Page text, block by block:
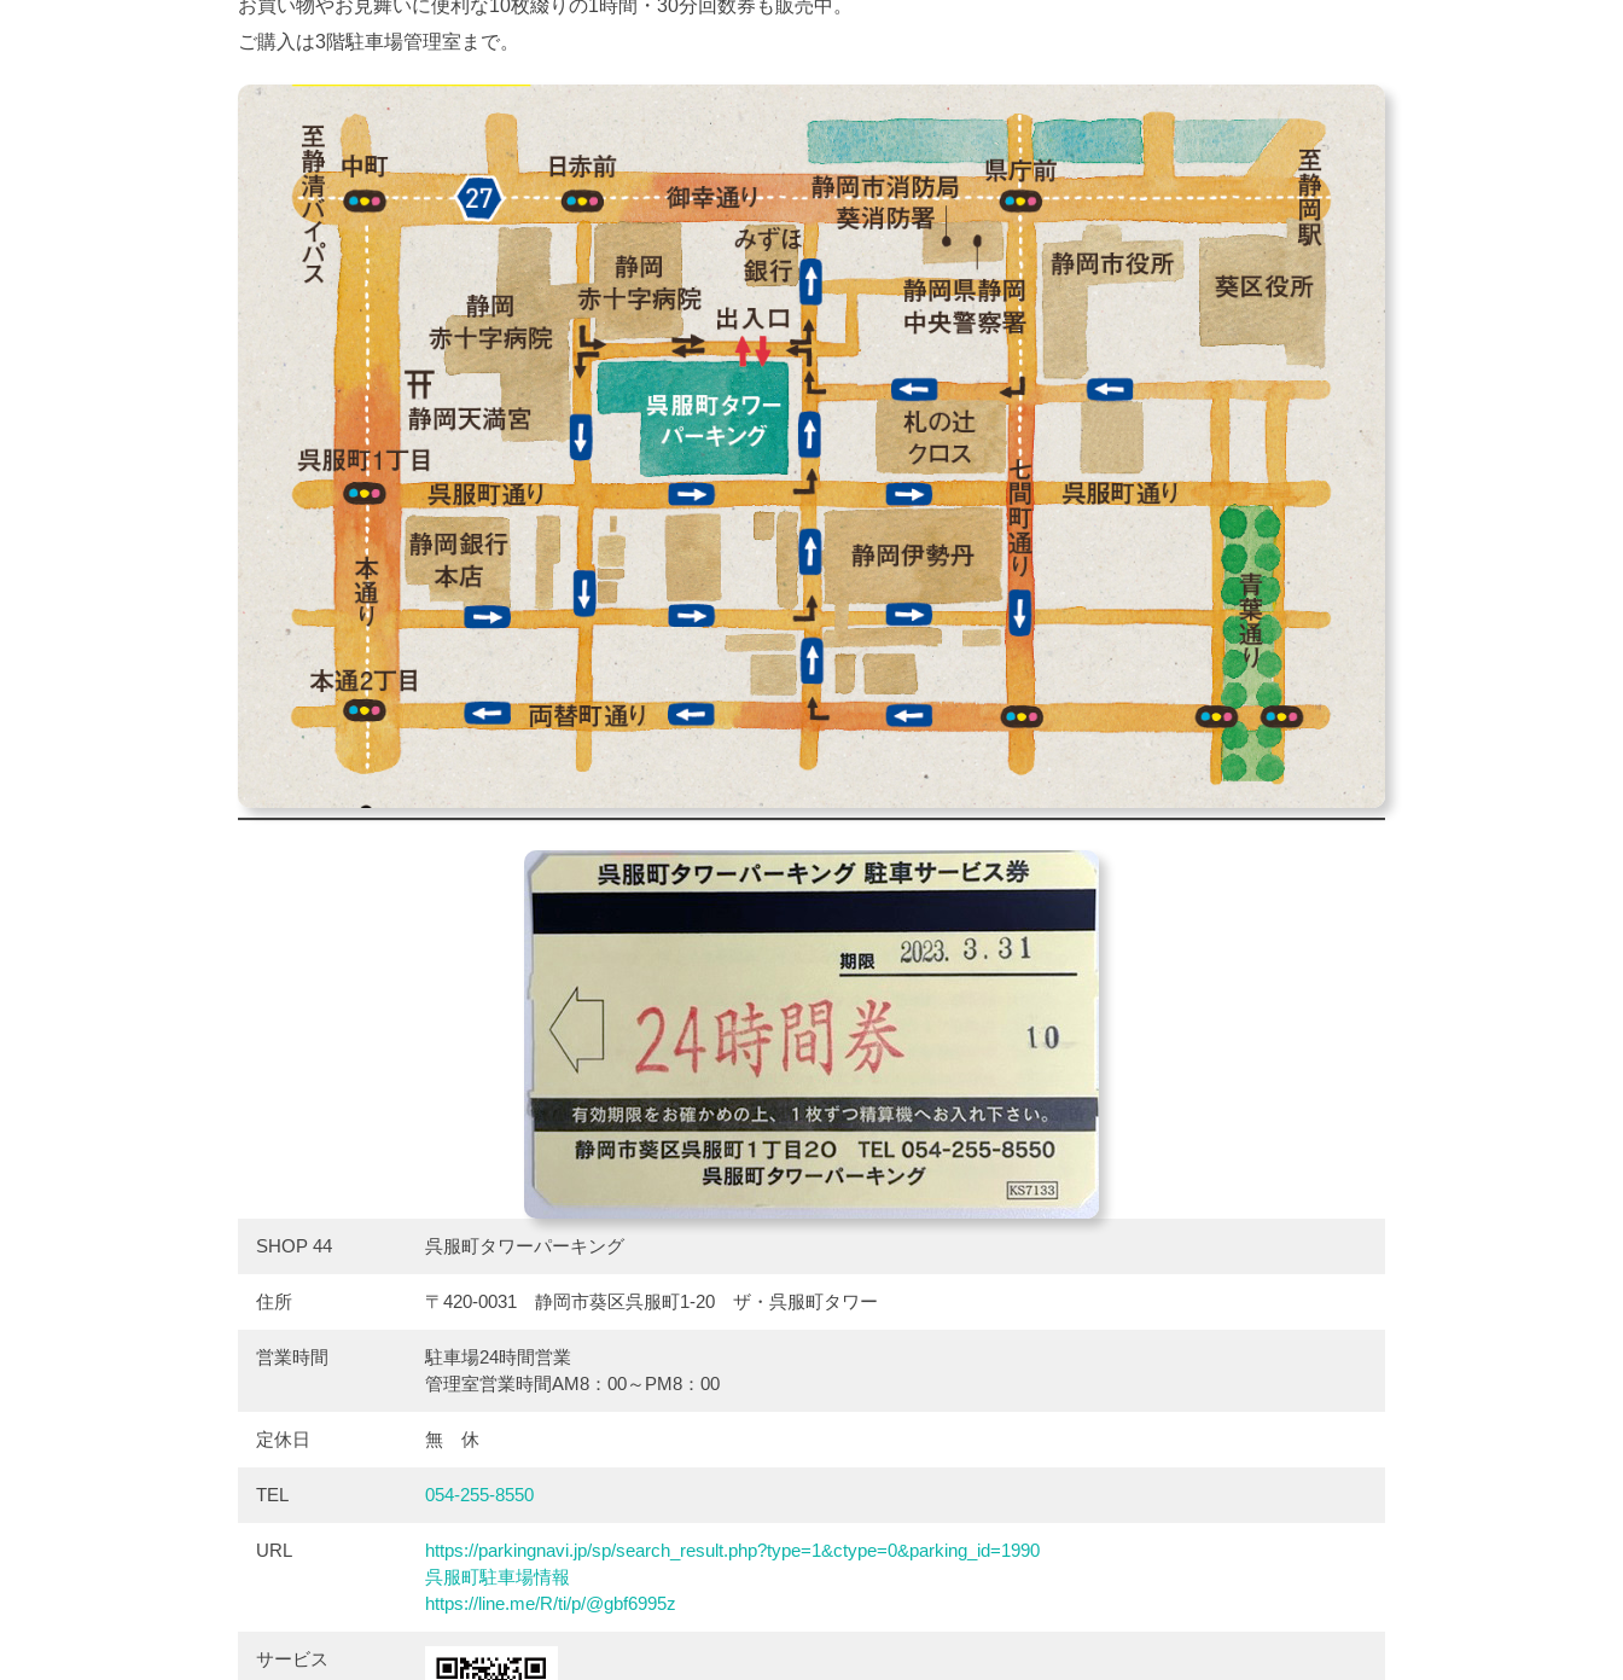
お買い物やお見舞いに便利な10枚綴りの1時間・30分回数券も販売中。
ご購入は3階駐車場管理室まで。
SHOP 44 呉服町タワーパーキング
住所 〒420-0031 静岡市葵区呉服町1-20 ザ・呉服町タワー
営業時間
駐車場24時間営業
管理室営業時間AM8：00～PM8：00
定休日 無 休
TEL 054-255-8550
URL
https://parkingnavi.jp/sp/search_result.php?type=1&ctype=0&parking_id=1990
呉服町駐車場情報
https://line.me/R/ti/p/@gbf6995z
サービス